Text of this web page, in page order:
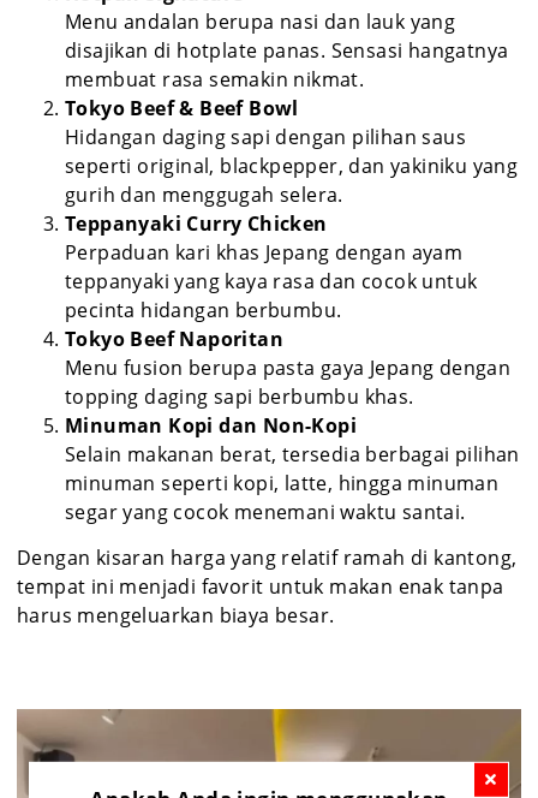
Menu andalan berupa nasi dan lauk yang
disajikan di hotplate panas. Sensasi hangatnya
membuat rasa semakin nikmat.
Tokyo Beef & Beef Bowl
Hidangan daging sapi dengan pilihan saus
seperti original, blackpepper, dan yakiniku yang
gurih dan menggugah selera.
Teppanyaki Curry Chicken
Perpaduan kari khas Jepang dengan ayam
teppanyaki yang kaya rasa dan cocok untuk
pecinta hidangan berbumbu.
Tokyo Beef Naporitan
Menu fusion berupa pasta gaya Jepang dengan
topping daging sapi berbumbu khas.
Minuman Kopi dan Non-Kopi
Selain makanan berat, tersedia berbagai pilihan
minuman seperti kopi, latte, hingga minuman
segar yang cocok menemani waktu santai.
Dengan kisaran harga yang relatif ramah di kantong,
tempat ini menjadi favorit untuk makan enak tanpa
harus mengeluarkan biaya besar.